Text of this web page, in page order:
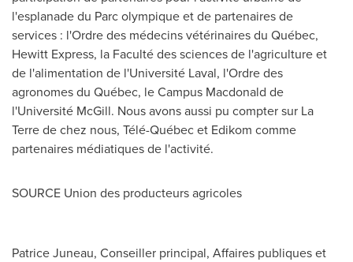
l'esplanade du Parc olympique et de partenaires de
services : l'Ordre des médecins vétérinaires du Québec,
Hewitt Express, la Faculté des sciences de l'agriculture et
de l'alimentation de l'Université Laval, l'Ordre des
agronomes du Québec, le Campus Macdonald de
l'Université McGill. Nous avons aussi pu compter sur La
Terre de chez nous, Télé-Québec et Edikom comme
partenaires médiatiques de l'activité.
SOURCE Union des producteurs agricoles
Patrice Juneau, Conseiller principal, Affaires publiques et